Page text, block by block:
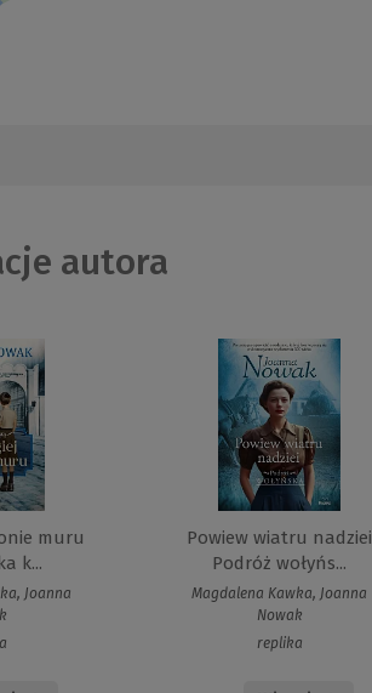
autora
muru
k...
Joanna
Powiew wiatru nadziei
Podróż wołyńs...
Magdalena Kawka, Joanna
Nowak
replika